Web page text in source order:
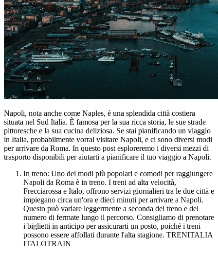
Napoli, nota anche come Naples, è una splendida città costiera
situata nel Sud Italia. È famosa per la sua ricca storia, le sue strade
pittoresche e la sua cucina deliziosa. Se stai pianificando un viaggio
in Italia, probabilmente vorrai visitare Napoli, e ci sono diversi modi
per arrivare da Roma. In questo post esploreremo i diversi mezzi di
trasporto disponibili per aiutarti a pianificare il tuo viaggio a Napoli.
In treno: Uno dei modi più popolari e comodi per raggiungere
Napoli da Roma è in treno. I treni ad alta velocità,
Frecciarossa e Italo, offrono servizi giornalieri tra le due città e
impiegano circa un'ora e dieci minuti per arrivare a Napoli.
Questo può variare leggermente a seconda del treno e del
numero di fermate lungo il percorso. Consigliamo di prenotare
i biglietti in anticipo per assicurarti un posto, poiché i treni
possono essere affollati durante l'alta stagione. TRENITALIA
ITALOTRAIN